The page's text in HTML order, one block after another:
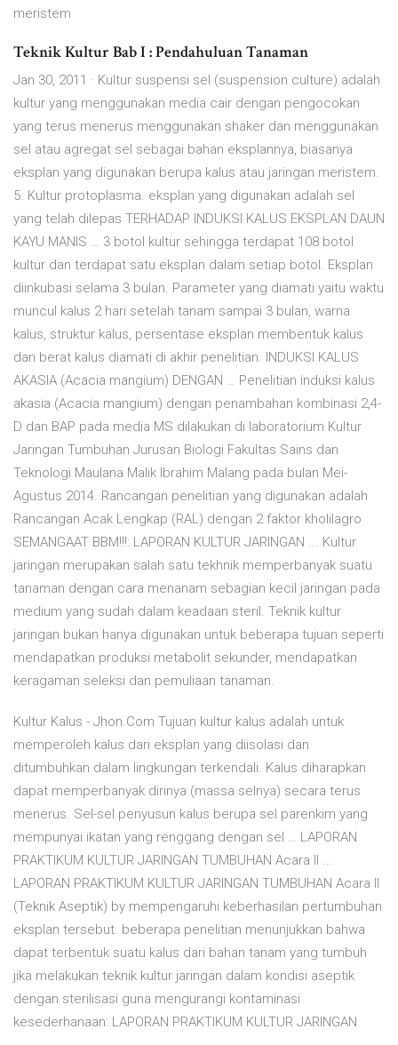
meristem
Teknik Kultur Bab I : Pendahuluan Tanaman
Jan 30, 2011 · Kultur suspensi sel (suspension culture) adalah
kultur yang menggunakan media cair dengan pengocokan
yang terus menerus menggunakan shaker dan menggunakan
sel atau agregat sel sebagai bahan eksplannya, biasanya
eksplan yang digunakan berupa kalus atau jaringan meristem.
5. Kultur protoplasma. eksplan yang digunakan adalah sel
yang telah dilepas TERHADAP INDUKSI KALUS EKSPLAN DAUN
KAYU MANIS … 3 botol kultur sehingga terdapat 108 botol
kultur dan terdapat satu eksplan dalam setiap botol. Eksplan
diinkubasi selama 3 bulan. Parameter yang diamati yaitu waktu
muncul kalus 2 hari setelah tanam sampai 3 bulan, warna
kalus, struktur kalus, persentase eksplan membentuk kalus
dan berat kalus diamati di akhir penelitian. INDUKSI KALUS
AKASIA (Acacia mangium) DENGAN … Penelitian induksi kalus
akasia (Acacia mangium) dengan penambahan kombinasi 2,4-
D dan BAP pada media MS dilakukan di laboratorium Kultur
Jaringan Tumbuhan Jurusan Biologi Fakultas Sains dan
Teknologi Maulana Malik Ibrahim Malang pada bulan Mei-
Agustus 2014. Rancangan penelitian yang digunakan adalah
Rancangan Acak Lengkap (RAL) dengan 2 faktor kholilagro
SEMANGAAT BBM!!!: LAPORAN KULTUR JARINGAN ... Kultur
jaringan merupakan salah satu tekhnik memperbanyak suatu
tanaman dengan cara menanam sebagian kecil jaringan pada
medium yang sudah dalam keadaan steril. Teknik kultur
jaringan bukan hanya digunakan untuk beberapa tujuan seperti
mendapatkan produksi metabolit sekunder, mendapatkan
keragaman seleksi dan pemuliaan tanaman.
Kultur Kalus - Jhon.Com Tujuan kultur kalus adalah untuk
memperoleh kalus dari eksplan yang diisolasi dan
ditumbuhkan dalam lingkungan terkendali. Kalus diharapkan
dapat memperbanyak dirinya (massa selnya) secara terus
menerus. Sel-sel penyusun kalus berupa sel parenkim yang
mempunyai ikatan yang renggang dengan sel … LAPORAN
PRAKTIKUM KULTUR JARINGAN TUMBUHAN Acara II ...
LAPORAN PRAKTIKUM KULTUR JARINGAN TUMBUHAN Acara II
(Teknik Aseptik) by mempengaruhi keberhasilan pertumbuhan
eksplan tersebut. beberapa penelitian menunjukkan bahwa
dapat terbentuk suatu kalus dari bahan tanam yang tumbuh
jika melakukan teknik kultur jaringan dalam kondisi aseptik
dengan sterilisasi guna mengurangi kontaminasi
kesederhanaan: LAPORAN PRAKTIKUM KULTUR JARINGAN